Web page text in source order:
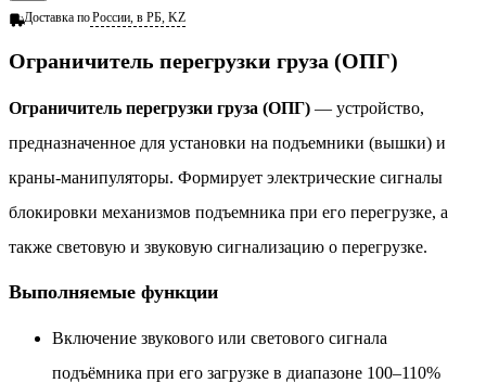
Доставка поРоссии, в РБ, KZ
Ограничитель перегрузки груза (ОПГ)
Ограничитель перегрузки груза (ОПГ) — устройство,
предназначенное для установки на подъемники (вышки) и
краны-манипуляторы. Формирует электрические сигналы
блокировки механизмов подъемника при его перегрузке, а
также световую и звуковую сигнализацию о перегрузке.
Выполняемые функции
Включение звукового или светового сигнала
подъёмника при его загрузке в диапазоне 100–110%